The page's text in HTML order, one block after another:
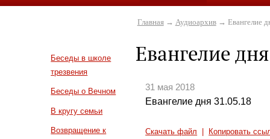
Беседы в школе
трезвения
Беседы о Вечном
В кругу семьи
Возвращение к
Главная→ Аудиоархив→ Евангелие
Евангелие дня
31 мая 2018
Евангелие дня 31.05.18
Скачать файл Копировать